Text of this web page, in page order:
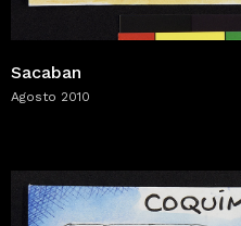
Sacaban
Agosto 2010